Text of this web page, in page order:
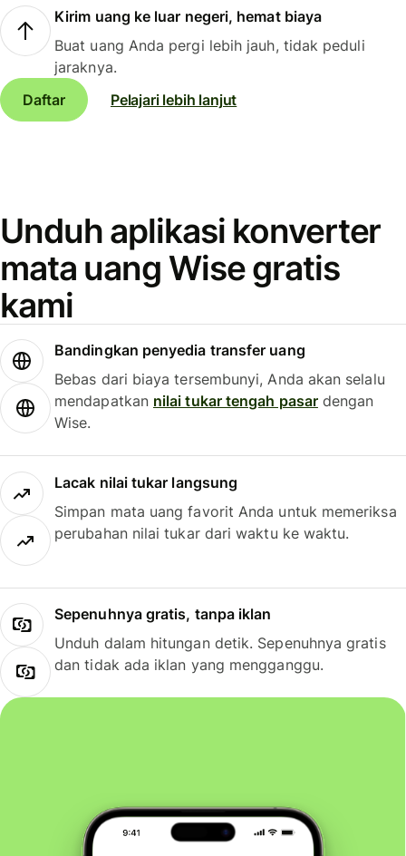
Kirim uang ke luar negeri, hemat biaya
Buat uang Anda pergi lebih jauh, tidak peduli
jaraknya.
Daftar
Pelajari lebih lanjut
Unduh aplikasi konverter
mata uang Wise gratis
kami
Bandingkan penyedia transfer uang
Bebas dari biaya tersembunyi, Anda akan selalu
mendapatkan nilai tukar tengah pasardengan
Wise.
Lacak nilai tukar langsung
Simpan mata uang favorit Anda untuk memeriksa
perubahan nilai tukar dari waktu ke waktu.
Sepenuhnya gratis, tanpa iklan
Unduh dalam hitungan detik. Sepenuhnya gratis
dan tidak ada iklan yang mengganggu.